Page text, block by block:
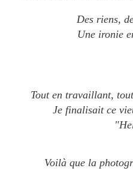
Des riens,
Une ironie
Tout en travaillant,
Je finalisait ce
Voilà que la